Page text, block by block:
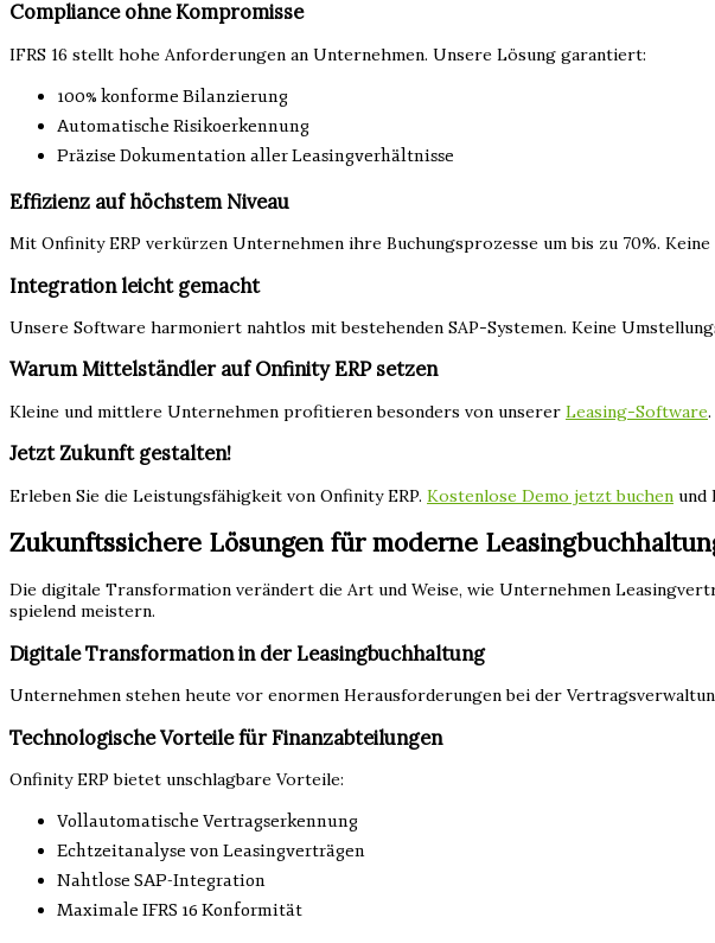
Compliance ohne Kompromisse
IFRS 16 stellt hohe Anforderungen an Unternehmen. Unsere Lösung garantiert:
100% konforme Bilanzierung
Automatische Risikoerkennung
Präzise Dokumentation aller Leasingverhältnisse
Effizienz auf höchstem Niveau
Mit Onfinity ERP verkürzen Unternehmen ihre Buchungsprozesse um bis zu 70%.
Integration leicht gemacht
Unsere Software harmoniert nahtlos mit bestehenden SAP-Systemen. Keine
Warum Mittelständler auf Onfinity ERP setzen
Kleine und mittlere Unternehmen profitieren besonders von unserer Leasing-Software
Jetzt Zukunft gestalten!
Erleben Sie die Leistungsfähigkeit von Onfinity ERP. Kostenlose Demo jetzt buchen und
Zukunftssichere Lösungen für moderne
Die digitale Transformation verändert die Art und Weise, wie Unternehmen
spielend meistern.
Digitale Transformation in der Leasingbuchhaltung
Unternehmen stehen heute vor enormen Herausforderungen bei der
Technologische Vorteile für Finanzabteilungen
Onfinity ERP bietet unschlagbare Vorteile:
Vollautomatische Vertragserkennung
Echtzeitanalyse von Leasingverträgen
Nahtlose SAP-Integration
Maximale IFRS 16 Konformität